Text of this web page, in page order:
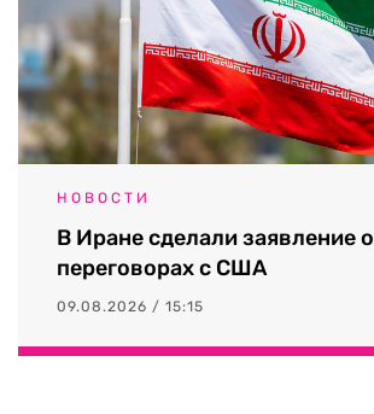
НОВОСТИ
В Иране сделали заявление о
переговорах с США
09.08.2026 / 15:15